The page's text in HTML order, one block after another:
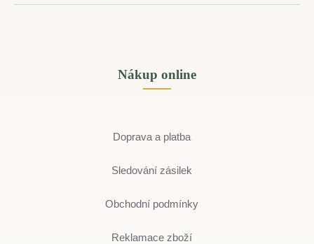
Nákup online
Doprava a platba
Sledování zásilek
Obchodní podmínky
Reklamace zboží